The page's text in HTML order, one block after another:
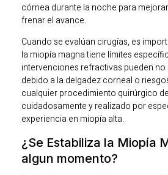
córnea durante la noche para
frenar el avance.
Cuando se evalúan cirugías, es
la miopía magna tiene límites
intervenciones refractivas pueden
debido a la delgadez corneal o
cualquier procedimiento quirúrgico
cuidadosamente y realizado por
experiencia en miopía alta.
¿Se Estabiliza la Miopía
algun momento?